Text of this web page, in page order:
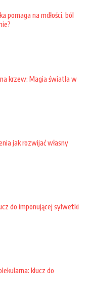
pomaga na mdłości, ból
krzew: Magia światła w
jak rozwijać własny
do imponującej sylwetki
klucz do